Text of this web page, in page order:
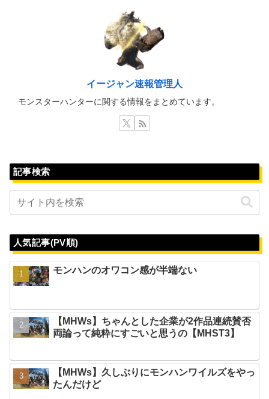
イージャン速報管理人
モンスターハンターに関する情報をまとめています。
記事検索
人気記事(PV順)
モンハンのオワコン感が半端ない
【MHWs】ちゃんとした企業が2作品連続賛否
両論って純粋にすごいと思うの【MHST3】
【MHWs】久しぶりにモンハンワイルズをやっ
たんだけど